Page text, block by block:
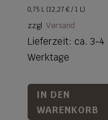
0,75 L (12,27€/ 1 L)
zzgl. Versand
Lieferzeit: ca. 3-4
Werktage
IN DEN
WARENKORB